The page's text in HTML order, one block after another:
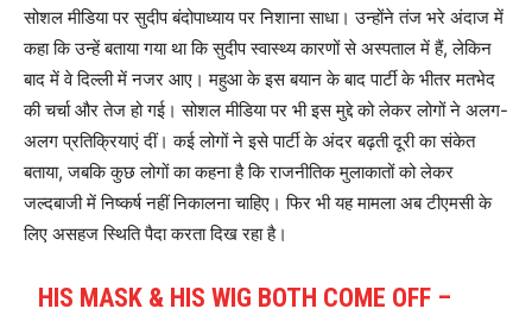
सोशल मीडिया पर सुदीप बंदोपाध्याय पर निशाना साधा। उन्होंने तंज भरे अंदाज में
कहा कि उन्हें बताया गया था कि सुदीप स्वास्थ्य कारणों से अस्पताल में हैं, लेकिन
बाद में वे दिल्ली में नजर आए। महुआ के इस बयान के बाद पार्टी के भीतर मतभेद
की चर्चा और तेज हो गई। सोशल मीडिया पर भी इस मुद्दे को लेकर लोगों ने अलग-
अलग प्रतिक्रियाएं दीं। कई लोगों ने इसे पार्टी के अंदर बढ़ती दूरी का संकेत
बताया, जबकि कुछ लोगों का कहना है कि राजनीतिक मुलाकातों को लेकर
जल्दबाजी में निष्कर्ष नहीं निकालना चाहिए। फिर भी यह मामला अब टीएमसी के
लिए असहज स्थिति पैदा करता दिख रहा है।
HIS MASK & HIS WIG BOTH COME OFF –